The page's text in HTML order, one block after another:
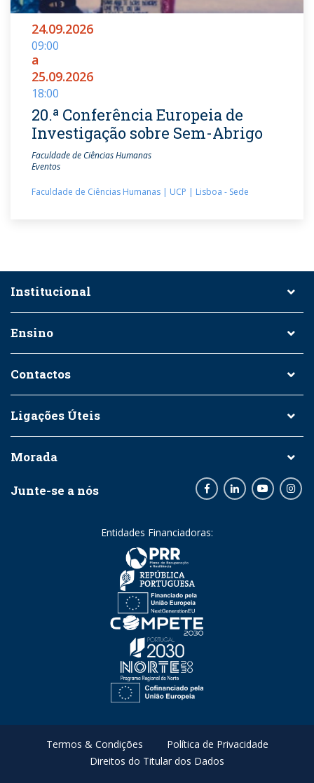
24.09.2026
09:00
a
25.09.2026
18:00
20.ª Conferência Europeia de
Investigação sobre Sem-Abrigo
Faculdade de Ciências Humanas
Eventos
Faculdade de Ciências Humanas | UCP | Lisboa - Sede
Institucional
Ensino
Contactos
Ligações Úteis
Morada
Junte-se a nós FacebookLinkedInYoutube
Entidades Financiadoras:
Termos & Condições
Política de Privacidade
Direitos do Titular dos Dados